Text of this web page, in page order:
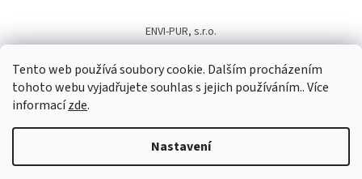
Tento web používá soubory cookie. Dalším procházením
tohoto webu vyjadřujete souhlas s jejich používáním.. Více
informacízde.
Nastavení
ENVI-PUR, s.r.o.